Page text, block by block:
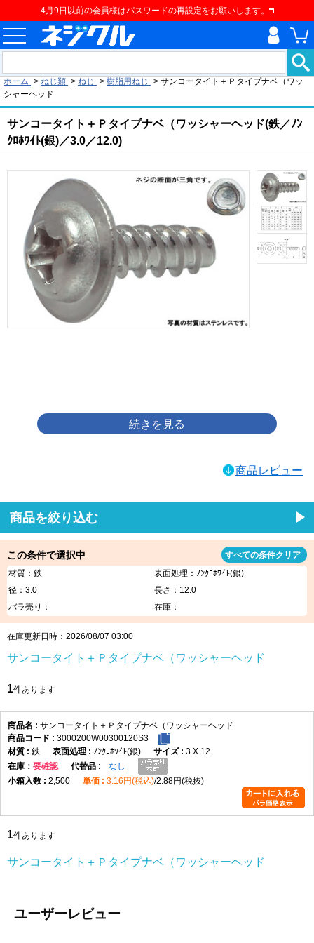
4月9日以前の会員様はパスワードの再設定をお願いします。
ホーム > ねじ類 > ねじ > 樹脂用ねじ > サンコータイト＋Ｐタイプナベ（ワッ
シャーヘッド
サンコータイト＋Ｐタイプナベ（ワッシャーヘッド(鉄／ﾉﾝ
ｸﾛﾎﾜｲﾄ(銀)／3.0／12.0)
商品レビュー
商品を絞り込む
この条件で選択中
すべての条件クリア
材質：鉄
表面処理：ﾉﾝｸﾛﾎﾜｲﾄ(銀)
径：3.0
長さ：12.0
バラ売り：
在庫：
在庫更新日時：2026/08/07 03:00
サンコータイト＋Ｐタイプナベ（ワッシャーヘッド
1件あります
サンコータイト＋Ｐタイプナベ（ワッシャーヘッド
3000200W00300120S3
鉄
ﾉﾝｸﾛﾎﾜｲﾄ(銀)
3 X 12
在庫
要確認
なし
2,500
3.16円(税込) 2.88円(税抜)
1件あります
サンコータイト＋Ｐタイプナベ（ワッシャーヘッド
ユーザーレビュー